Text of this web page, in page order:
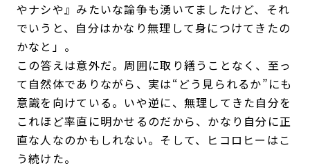
やナシや』みたいな論争も湧いてましたけど、それ
でいうと、自分はかなり無理して身につけてきたの
かなと」。
この答えは意外だ。周囲に取り繕うことなく、至っ
て自然体でありながら、実は“どう見られるか”にも
意識を向けている。いや逆に、無理してきた自分を
これほど率直に明かせるのだから、かなり自分に正
直な人なのかもしれない。そして、ヒコロヒーはこ
う続けた。